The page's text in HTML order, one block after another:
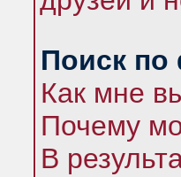
Поиск
Как мне
Почему
В